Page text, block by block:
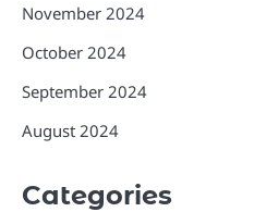
November 2024
October 2024
September 2024
August 2024
Categories